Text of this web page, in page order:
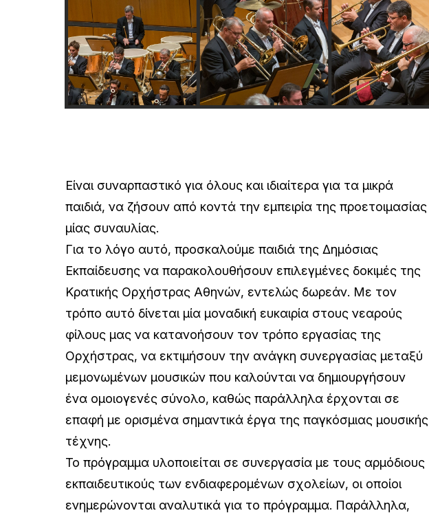
Είναι συναρπαστικό για όλους και ιδιαίτερα για τα μικρά
παιδιά, να ζήσουν από κοντά την εμπειρία της προετοιμασίας
μίας συναυλίας.
Για το λόγο αυτό, προσκαλούμε παιδιά της Δημόσιας
Εκπαίδευσης να παρακολουθήσουν επιλεγμένες δοκιμές της
Κρατικής Ορχήστρας Αθηνών, εντελώς δωρεάν. Με τον
τρόπο αυτό δίνεται μία μοναδική ευκαιρία στους νεαρούς
φίλους μας να κατανοήσουν τον τρόπο εργασίας της
Ορχήστρας, να εκτιμήσουν την ανάγκη συνεργασίας μεταξύ
μεμονωμένων μουσικών που καλούνται να δημιουργήσουν
ένα ομοιογενές σύνολο, καθώς παράλληλα έρχονται σε
επαφή με ορισμένα σημαντικά έργα της παγκόσμιας μουσικής
τέχνης.
Το πρόγραμμα υλοποιείται σε συνεργασία με τους αρμόδιους
εκπαιδευτικούς των ενδιαφερομένων σχολείων, οι οποίοι
ενημερώνονται αναλυτικά για το πρόγραμμα. Παράλληλα,